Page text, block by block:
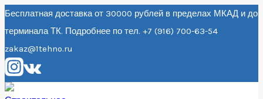
Перейти
к
содержанию
Бесплатная доставка от 30000 рублей в пределах МКАД и до
терминала ТК. Подробнее по тел. +7 (916) 700-63-54
zakaz@1tehno.ru